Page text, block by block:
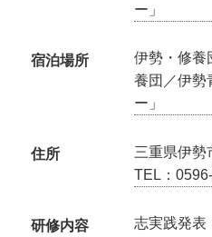
ー」
宿泊場所
伊勢・修養
養団／伊勢
ー」
住所
三重県伊勢
TEL：
研修内容
志実践発表